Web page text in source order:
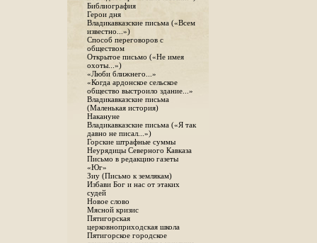
Библиография
Герои дня
Владикавказские письма («Всем
известно...»)
Способ переговоров с
обществом
Открытое письмо («Не имея
охоты...»)
«Люби ближнего...»
«Когда ардонское сельское
общество выстроило здание...»
Владикавказские письма
(Маленькая история)
Накануне
Владикавказские письма («Я так
давно не писал...»)
Горские штрафные суммы
Неурядицы Северного Кавказа
Письмо в редакцию газеты
«Юг»
Зиу (Письмо к землякам)
Избави Бог и нас от этаких
судей
Новое слово
Мясной кризис
Пятигорская
церковноприходская школа
Пятигорское городское